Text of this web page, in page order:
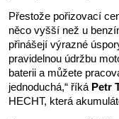
Přestože pořizovací
něco vyšší než u
přinášejí výrazné
pravidelnou údržbu
baterii a můžete
jednoduchá,“ říká Petr
HECHT, která